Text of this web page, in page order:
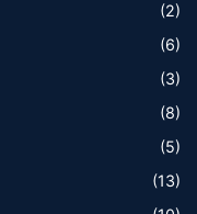
(2)
(6)
(3)
(8)
(5)
(13)